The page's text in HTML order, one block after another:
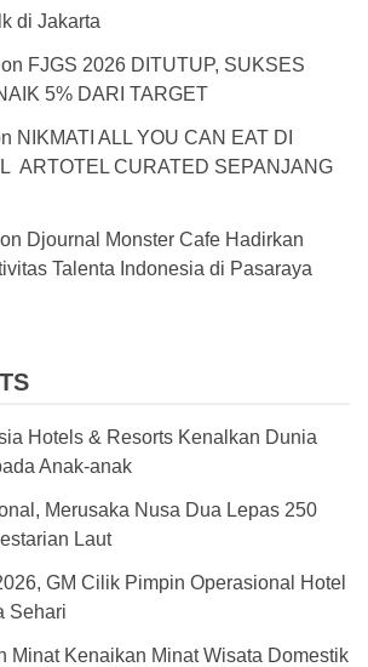
di Jakarta
FJGS 2026 DITUTUP, SUKSES
5% DARI TARGET
NIKMATI ALL YOU CAN EAT DI
ARTOTEL CURATED SEPANJANG
on Djournal Monster Cafe Hadirkan
Talenta Indonesia di Pasaraya
Hotels & Resorts Kenalkan Dunia
Anak-anak
Merusaka Nusa Dua Lepas 250
Laut
GM Cilik Pimpin Operasional Hotel
Sehari
Minat Kenaikan Minat Wisata Domestik